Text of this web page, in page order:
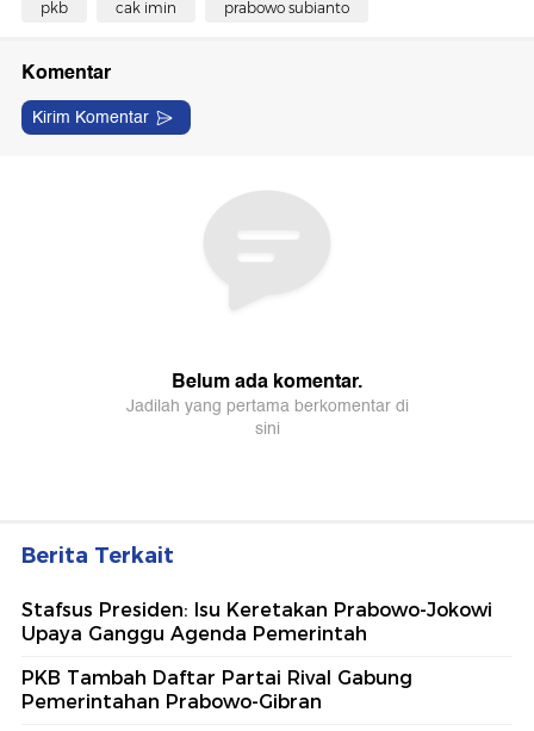
pkb cak imin prabowo subianto
Berita Terkait
Stafsus Presiden: Isu Keretakan Prabowo-Jokowi
Upaya Ganggu Agenda Pemerintah
PKB Tambah Daftar Partai Rival Gabung
Pemerintahan Prabowo-Gibran